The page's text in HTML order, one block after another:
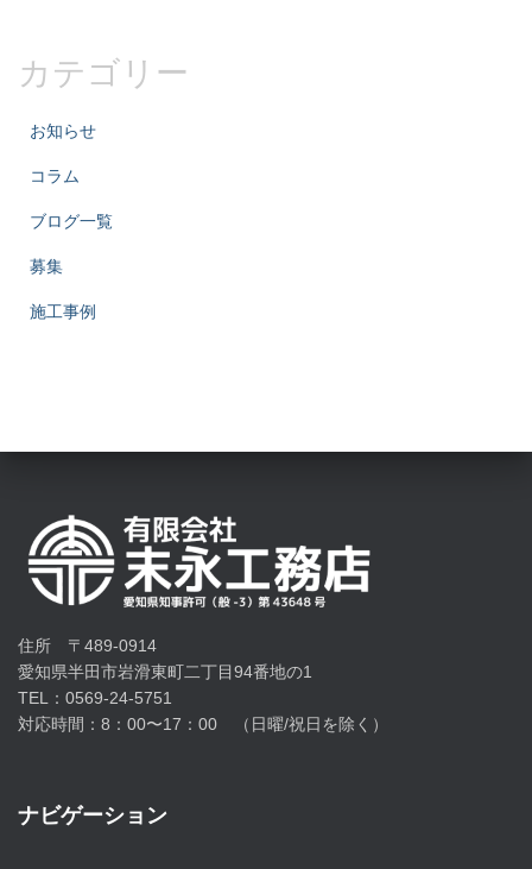
カテゴリー
お知らせ
コラム
ブログ一覧
募集
施工事例
住所 〒489-0914
愛知県半田市岩滑東町二丁目94番地の1
TEL：0569-24-5751
対応時間：8：00〜17：00 （日曜/祝日を除く）
ナビゲーション